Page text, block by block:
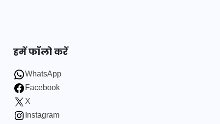
हमें फॉलो करें
WhatsApp
Facebook
X
Instagram